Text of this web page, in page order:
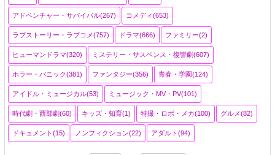
アドベンチャー・サバイバル(267) コメディ(653)
ラブストーリー・ラブコメ(757) ドラマ(666) ファミリー(2)
ヒューマンドラマ(320) ミステリー・サスペンス・復讐劇(607)
ホラー・パニック(381) ファンタジー(356) 青春・学園(124)
アイドル・ミュージカル(53) ミュージック・MV・PV(101)
時代劇・西部劇(60) キッズ・知育(1) 特撮・ロボ・メカ(100) グルメ(82)
ドキュメント(15) ノンフィクション(22) アダルト(94)